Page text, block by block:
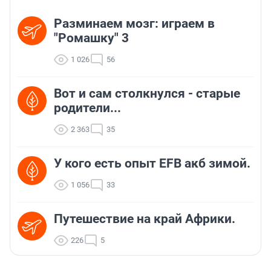
Разминаем мозг: играем в
"Ромашку" 3
1 026 56
Вот и сам столкнулся - старые
родители...
2 363 35
У кого есть опыт EFB акб зимой.
1 056 33
Путешествие на край Африки.
226 5